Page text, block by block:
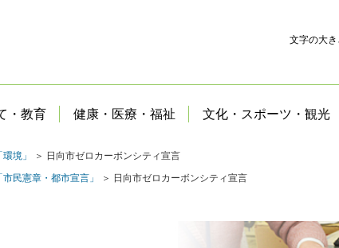
文字の大き
・教育 健康・医療・福祉 文化・スポーツ・観光
境」
＞ 日向市ゼロカーボンシティ宣言
民憲章・都市宣言」 ＞ 日向市ゼロカーボンシティ宣言